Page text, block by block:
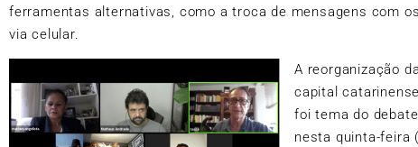
ferramentas alternativas, como a troca de mensagens com
via celular.
A reorganização
capital
foi tema do
nesta quinta-feira